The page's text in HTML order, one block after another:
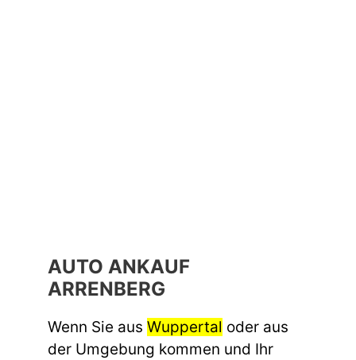
AUTO ANKAUF
ARRENBERG
Wenn Sie aus Wuppertal oder aus
der Umgebung kommen und Ihr